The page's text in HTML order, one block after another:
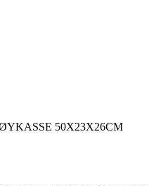
50X23X26CM